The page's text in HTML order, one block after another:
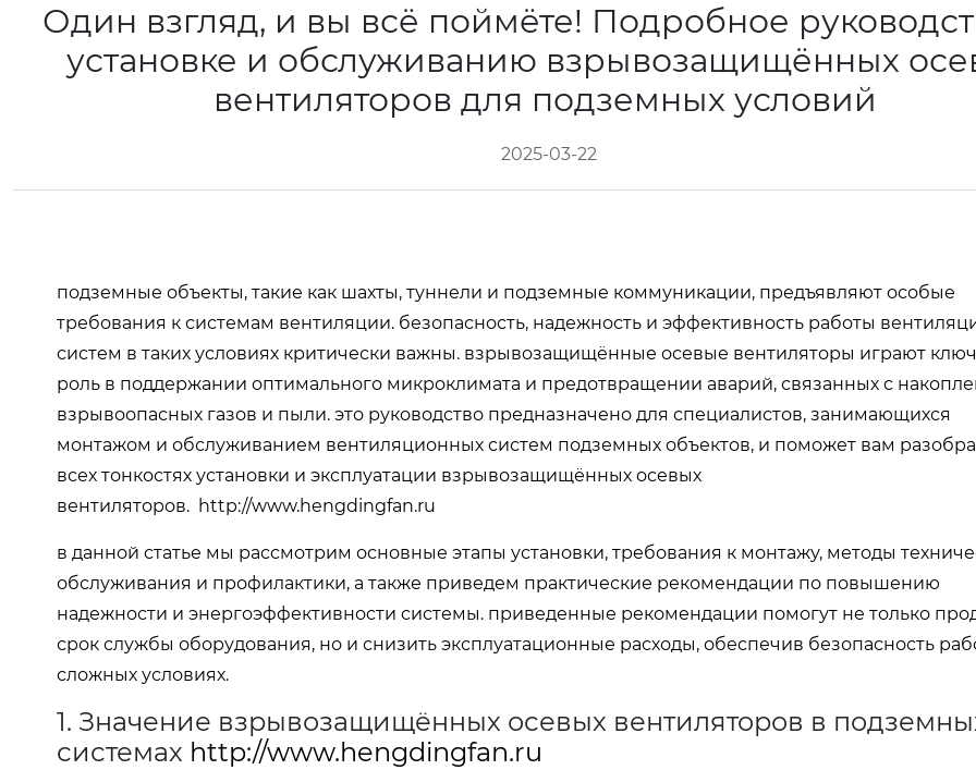
Один взгляд, и вы всё поймёте! Подробное
установке и обслуживанию взрывозащищённых
вентиляторов для подземных условий
2025-03-22
подземные объекты, такие как шахты, туннели и подземные коммуникации, предъявляют особые
требования к системам вентиляции. безопасность, надежность и эффективность работы
систем в таких условиях критически важны. взрывозащищённые осевые вентиляторы играют
роль в поддержании оптимального микроклимата и предотвращении аварий, связанных с
взрывоопасных газов и пыли. это руководство предназначено для специалистов, занимающихся
монтажом и обслуживанием вентиляционных систем подземных объектов, и поможет вам
всех тонкостях установки и эксплуатации взрывозащищённых осевых
вентиляторов. http://www.hengdingfan.ru
в данной статье мы рассмотрим основные этапы установки, требования к монтажу, методы
обслуживания и профилактики, а также приведем практические рекомендации по повышению
надежности и энергоэффективности системы. приведенные рекомендации помогут не только
срок службы оборудования, но и снизить эксплуатационные расходы, обеспечив безопасность
сложных условиях.
1. Значение взрывозащищённых осевых вентиляторов в
системах http://www.hengdingfan.ru